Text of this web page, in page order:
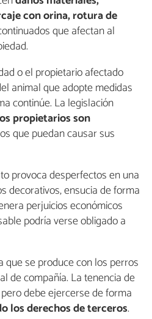
con orina, rotura de
que afectan al
o el propietario afectado
animal que adopte medidas
continúe. La legislación
propietarios son
que puedan causar sus
provoca desperfectos en una
decorativos, ensucia de forma
perjuicios económicos
podría verse obligado a
que se produce con los perros
de compañía. La tenencia de
debe ejercerse de forma
los derechos de terceros.